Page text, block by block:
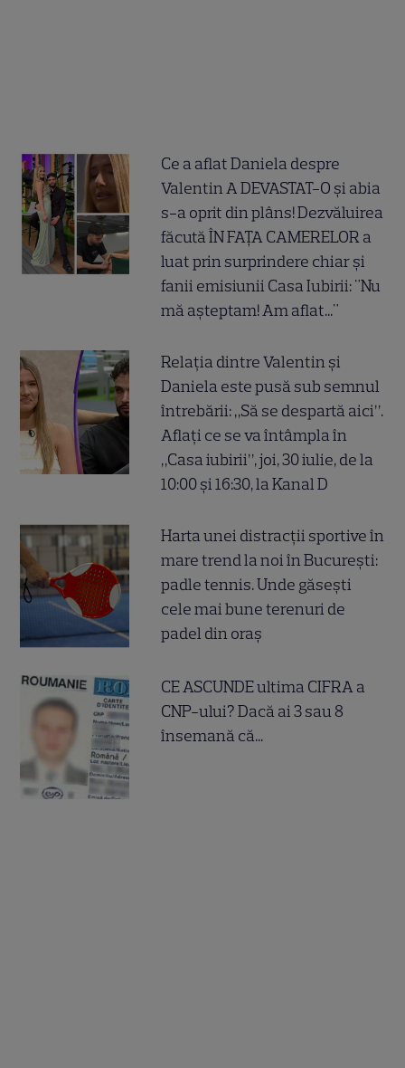
Ce a aflat Daniela despre
Valentin A DEVASTAT-O și abia
s-a oprit din plâns! Dezvăluirea
făcută ÎN FAȚA CAMERELOR a
luat prin surprindere chiar și
fanii emisiunii Casa Iubirii: "Nu
mă așteptam! Am aflat..."
Relația dintre Valentin și
Daniela este pusă sub semnul
întrebării: „Să se despartă aici”.
Aflați ce se va întâmpla în
„Casa iubirii”, joi, 30 iulie, de la
10:00 și 16:30, la Kanal D
Harta unei distracții sportive în
mare trend la noi în București:
padle tennis. Unde găsești
cele mai bune terenuri de
padel din oraș
CE ASCUNDE ultima CIFRA a
CNP-ului? Dacă ai 3 sau 8
însemană că...